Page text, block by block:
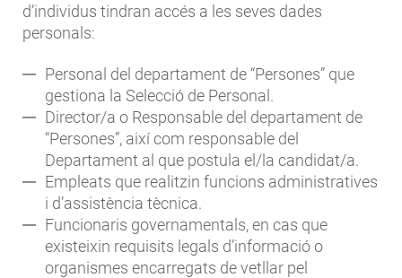
d’individus tindran accés a les seves dades
personals:
Personal del departament de “Persones” que
gestiona la Selecció de Personal.
Director/a o Responsable del departament de
“Persones”, així com responsable del
Departament al que postula el/la candidat/a.
Empleats que realitzin funcions administratives
i d’assistència tècnica.
Funcionaris governamentals, en cas que
existeixin requisits legals d’informació o
organismes encarregats de vetllar pel